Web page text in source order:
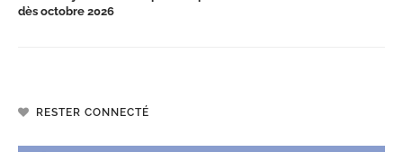
dès octobre 2026
RESTER CONNECTÉ